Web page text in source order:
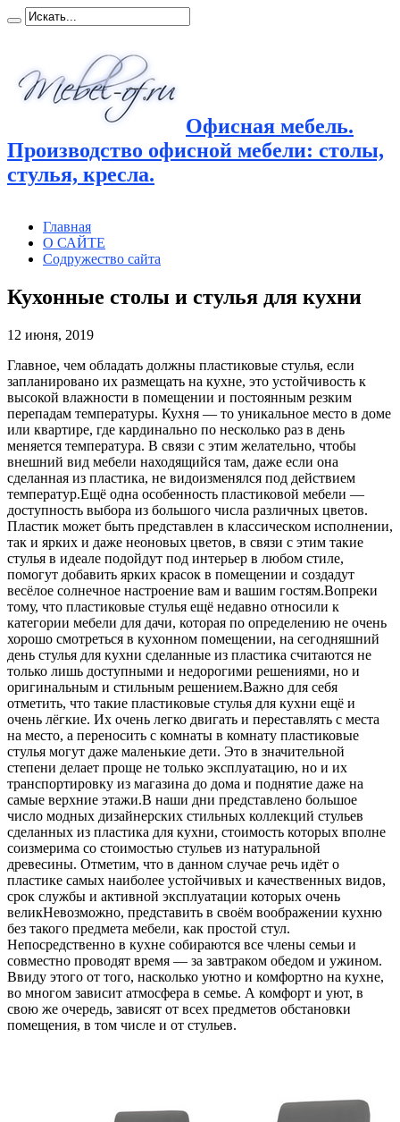
Офисная мебель.
Производство офисной мебели: столы,
стулья, кресла.
Главная
О САЙТЕ
Содружество сайта
Кухонные столы и стулья для кухни
12 июня, 2019
Главное, чем обладать должны пластиковые стулья, если
запланировано их размещать на кухне, это устойчивость к
высокой влажности в помещении и постоянным резким
перепадам температуры. Кухня — то уникальное место в доме
или квартире, где кардинально по несколько раз в день
меняется температура. В связи с этим желательно, чтобы
внешний вид мебели находящийся там, даже если она
сделанная из пластика, не видоизменялся под действием
температур.Ещё одна особенность пластиковой мебели —
доступность выбора из большого числа различных цветов.
Пластик может быть представлен в классическом исполнении,
так и ярких и даже неоновых цветов, в связи с этим такие
стулья в идеале подойдут под интерьер в любом стиле,
помогут добавить ярких красок в помещении и создадут
весёлое солнечное настроение вам и вашим гостям.Вопреки
тому, что пластиковые стулья ещё недавно относили к
категории мебели для дачи, которая по определению не очень
хорошо смотреться в кухонном помещении, на сегодняшний
день стулья для кухни сделанные из пластика считаются не
только лишь доступными и недорогими решениями, но и
оригинальным и стильным решением.Важно для себя
отметить, что такие пластиковые стулья для кухни ещё и
очень лёгкие. Их очень легко двигать и переставлять с места
на место, а переносить с комнаты в комнату пластиковые
стулья могут даже маленькие дети. Это в значительной
степени делает проще не только эксплуатацию, но и их
транспортировку из магазина до дома и поднятие даже на
самые верхние этажи.В наши дни представлено большое
число модных дизайнерских стильных коллекций стульев
сделанных из пластика для кухни, стоимость которых вполне
соизмерима со стоимостью стульев из натуральной
древесины. Отметим, что в данном случае речь идёт о
пластике самых наиболее устойчивых и качественных видов,
срок службы и активной эксплуатации которых очень
великНевозможно, представить в своём воображении кухню
без такого предмета мебели, как простой стул.
Непосредственно в кухне собираются все члены семьи и
совместно проводят время — за завтраком обедом и ужином.
Ввиду этого от того, насколько уютно и комфортно на кухне,
во многом зависит атмосфера в семье. А комфорт и уют, в
свою же очередь, зависят от всех предметов обстановки
помещения, в том числе и от стульев.